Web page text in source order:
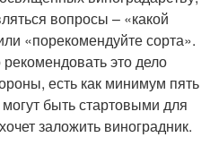
вопросы – «какой
«порекомендуйте сорта».
это дело
есть как минимум пять
быть стартовыми для
заложить виноградник.